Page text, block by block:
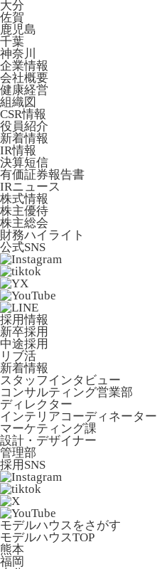
大分
佐賀
鹿児島
千葉
神奈川
企業情報
会社概要
健康経営
組織図
CSR情報
役員紹介
新着情報
IR情報
決算短信
有価証券報告書
IRニュース
株式情報
株主優待
株主総会
財務ハイライト
公式SNS
採用情報
新卒採用
中途採用
リブ活
新着情報
スタッフインタビュー
コンサルティング営業部
ディレクター
インテリアコーディネーター
マーケティング課
設計・デザイナー
管理部
採用SNS
モデルハウスをさがす
モデルハウスTOP
熊本
福岡